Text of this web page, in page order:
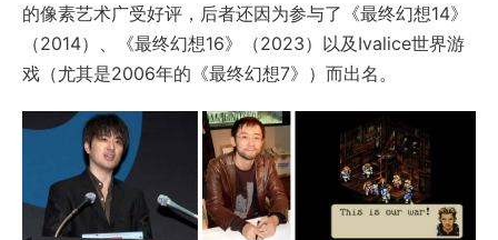
的像素艺术广受好评，后者还因为参与了《最终幻想14》
（2014）、《最终幻想16》（2023）以及Ivalice世界游
戏（尤其是2006年的《最终幻想7》）而出名。